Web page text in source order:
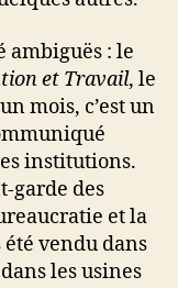
ambiguës : le
et Travail, le
mois, c’est un
institutions.
garde des
et la
été vendu dans
les usines